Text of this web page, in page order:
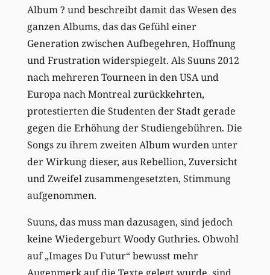
Album ? und beschreibt damit das Wesen des
ganzen Albums, das das Gefühl einer
Generation zwischen Aufbegehren, Hoffnung
und Frustration widerspiegelt. Als Suuns 2012
nach mehreren Tourneen in den USA und
Europa nach Montreal zurückkehrten,
protestierten die Studenten der Stadt gerade
gegen die Erhöhung der Studiengebühren. Die
Songs zu ihrem zweiten Album wurden unter
der Wirkung dieser, aus Rebellion, Zuversicht
und Zweifel zusammengesetzten, Stimmung
aufgenommen.
Suuns, das muss man dazusagen, sind jedoch
keine Wiedergeburt Woody Guthries. Obwohl
auf „Images Du Futur“ bewusst mehr